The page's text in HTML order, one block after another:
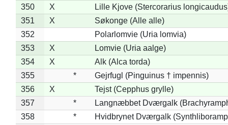
350
X
Lille Kjove (Stercorarius
351
X
Søkonge (Alle alle)
352
Polarlomvie (Uria lomvia)
353
X
Lomvie (Uria aalge)
354
X
Alk (Alca torda)
355
*
Gejrfugl (Pinguinus † impennis)
356
X
Tejst (Cepphus grylle)
357
*
Langnæbbet Dværgalk
358
*
Hvidbrynet Dværgalk